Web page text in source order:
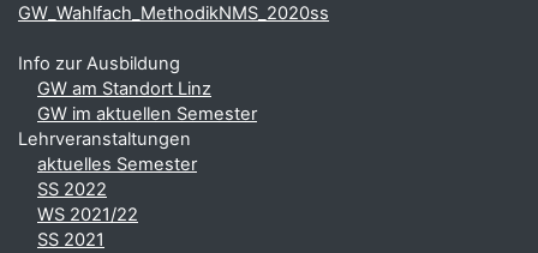
GW_Wahlfach_MethodikNMS_2020ss
Info zur Ausbildung
GW am Standort Linz
GW im aktuellen Semester
Lehrveranstaltungen
aktuelles Semester
SS 2022
WS 2021/22
SS 2021